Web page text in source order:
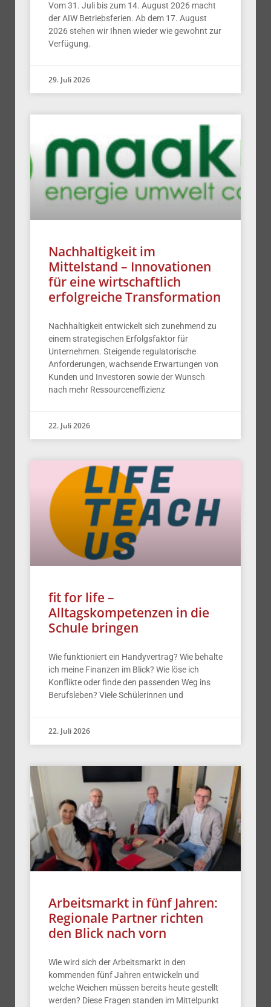
Vom 31. Juli bis zum 14. August 2026 macht
der AIW Betriebsferien. Ab dem 17. August
2026 stehen wir Ihnen wieder wie gewohnt zur
Verfügung.
29. Juli 2026
Nachhaltigkeit im
Mittelstand – Innovationen
für eine wirtschaftlich
erfolgreiche Transformation
Nachhaltigkeit entwickelt sich zunehmend zu
einem strategischen Erfolgsfaktor für
Unternehmen. Steigende regulatorische
Anforderungen, wachsende Erwartungen von
Kunden und Investoren sowie der Wunsch
nach mehr Ressourceneffizienz
22. Juli 2026
fit for life –
Alltagskompetenzen in die
Schule bringen
Wie funktioniert ein Handyvertrag? Wie behalte
ich meine Finanzen im Blick? Wie löse ich
Konflikte oder finde den passenden Weg ins
Berufsleben? Viele Schülerinnen und
22. Juli 2026
Arbeitsmarkt in fünf Jahren:
Regionale Partner richten
den Blick nach vorn
Wie wird sich der Arbeitsmarkt in den
kommenden fünf Jahren entwickeln und
welche Weichen müssen bereits heute gestellt
werden? Diese Fragen standen im Mittelpunkt